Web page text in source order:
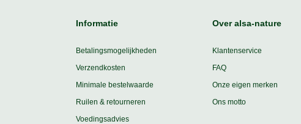
Informatie
Betalingsmogelijkheden
Verzendkosten
Minimale bestelwaarde
Ruilen & retourneren
Voedingsadvies
Over alsa-nature
Klantenservice
FAQ
Onze eigen merken
Ons motto